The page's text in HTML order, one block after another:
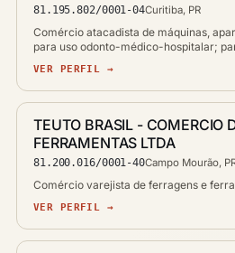
81.195.802/0001-04Curitiba, PR
Comércio atacadista de máquinas,
para uso odonto-médico-hospitalar;
VER PERFIL →
TEUTO BRASIL - COMERCIO
FERRAMENTAS LTDA
81.200.016/0001-40Campo Mourão,
Comércio varejista de ferragens e
VER PERFIL →